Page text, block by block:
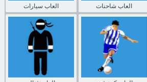
العاب سيارات العاب شاحنات